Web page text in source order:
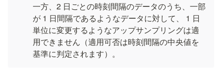
一方、2 日ごとの時刻間隔のデータのうち、一部
が 1 日間隔であるようなデータに対して、 1 日
単位に変更するようなアップサンプリングは適
用できません（適用可否は時刻間隔の中央値を
基準に判定されます）。